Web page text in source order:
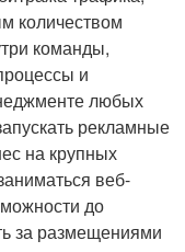
количеством
команды,
и
любых
рекламные
на крупных
веб-
до
за размещениями